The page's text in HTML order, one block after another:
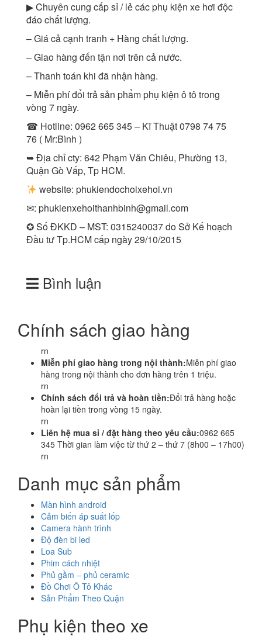
▶ Chuyên cung cấp sỉ / lẻ các phụ kiện xe hơi độc
đáo chất lượng.
– Giá cả cạnh tranh + Hàng chất lượng.
– Giao hàng đến tận nơi trên cả nước.
– Thanh toán khi đã nhận hàng.
– Miễn phí đổi trả sản phẩm phụ kiện ô tô trong
vòng 7 ngày.
☎ Hotline: 0962 665 345 – Kĩ Thuật 0798 74 75
76 ( Mr:Bình )
➥ Địa chỉ cty: 642 Phạm Văn Chiêu, Phường 13,
Quận Gò Vấp, Tp HCM.
website: phukiendochoixehoi.vn
✉: phukienxehoithanhbinh@gmail.com
✪ Số ĐKKD – MST: 0315240037 do Sở Kế hoạch
Đầu tư Tp.HCM cấp ngày 29/10/2015
Bình luận
Chính sách giao hàng
rn
Miễn phí giao hàng trong nội thành:Miễn phí giao
hàng trong nội thành cho đơn hàng trên 1 triệu.
rn
Chính sách đổi trả và hoàn tiền:Đổi trả hàng hoặc
hoàn lại tiền trong vòng 15 ngày.
rn
Liên hệ mua sỉ / đặt hàng theo yêu cầu:0962 665
345 Thời gian làm việc từ thứ 2 – thứ 7 (8h00 – 17h00)
rn
Danh mục sản phẩm
Màn hình android
Cảm biến áp suất lốp
Camera hành trình
Độ đèn bi led
Loa Sub
Phim cách nhiệt
Phủ gầm – phủ ceramic
Đồ Chơi Ô Tô Khác
Sản Phẩm Theo Quận
Phụ kiện theo xe